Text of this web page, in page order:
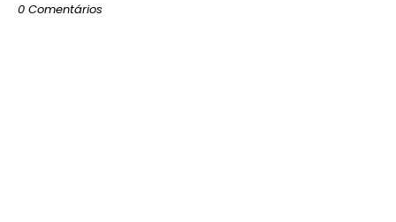
0 Comentários